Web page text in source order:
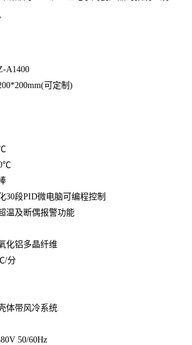
A1400
可定制)
30段PID微电脑可编程控制
温及断偶报警功能
化铝多晶纤维
分
体带风冷系统
50/60Hz